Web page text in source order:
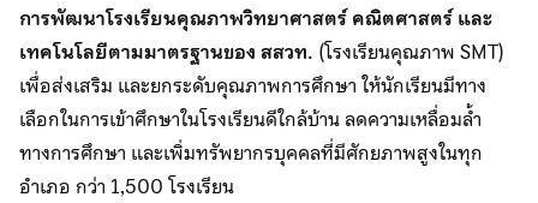
การพัฒนาโรงเรียนคุณภาพวิทยาศาสตร์ คณิตศาสตร์ และ
เทคโนโลยีตามมาตรฐานของ สสวท. (โรงเรียนคุณภาพ SMT)
เพื่อส่งเสริม และยกระดับคุณภาพการศึกษา ให้นักเรียนมีทาง
เลือกในการเข้าศึกษาในโรงเรียนดีใกล้บ้าน ลดความเหลื่อมล้ำ
ทางการศึกษา และเพิ่มทรัพยากรบุคคลที่มีศักยภาพสูงในทุก
อำเภอ กว่า 1,500 โรงเรียน